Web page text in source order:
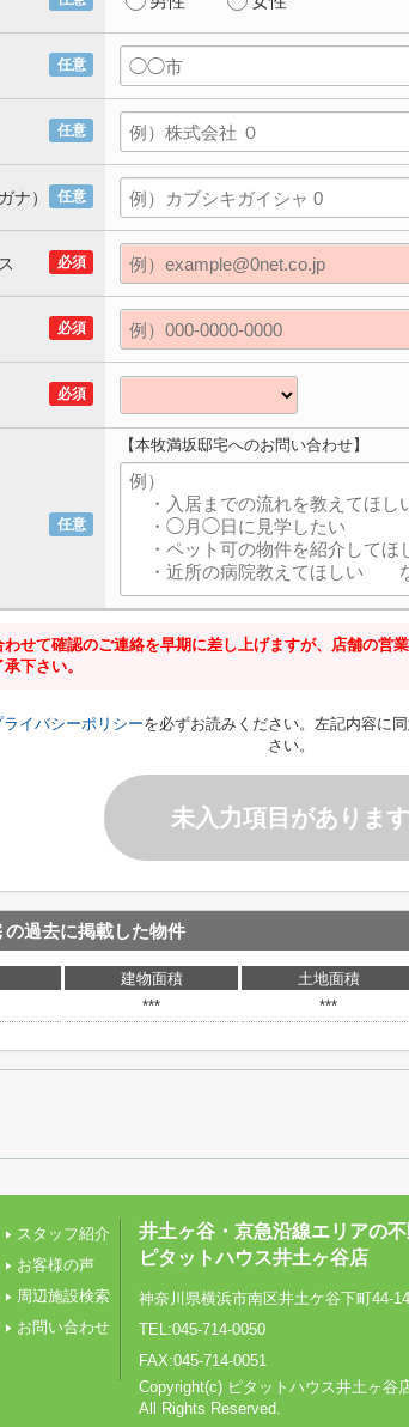
任意
任意
任意
ナ）
必須
必須
必須
任意
【本牧満坂邸宅へのお問い合わせ】
せて確認のご連絡を早期に差し上げますが、店舗の営
下さい。
ライバシーポリシーを必ずお読みください。左記内容に
さい。
未入力項目があります
の過去に掲載した物件
建物面積
土地面積
*** ***
スタッフ紹介
お客様の声
周辺施設検索
お問い合わせ
井土ヶ谷・京急沿線エリアの
ピタットハウス井土ヶ谷店
神奈川県横浜市南区井土ケ谷下町44-
TEL:045-714-0050
FAX:045-714-0051
Copyright(c) ピタットハウス井土ヶ谷
All Rights Reserved.